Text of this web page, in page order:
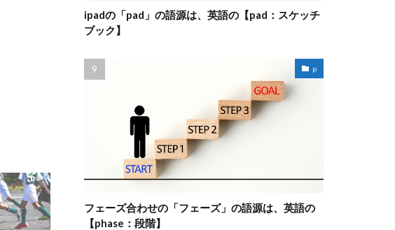
ipadの「pad」の語源は、英語の【pad：スケッチ
ブック】
p
フェーズ合わせの「フェーズ」の語源は、英語の
【phase：段階】